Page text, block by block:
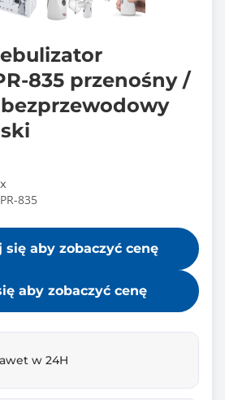
835 przenośny /
PR-835
się aby zobaczyć cenę
aby zobaczyć cenę
w 24H